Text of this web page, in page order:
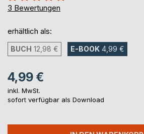
100%
3 Bewertungen
erhältlich als:
BUCH 12,98 € E-BOOK 4,99 €
4,99 €
inkl. MwSt.
sofort verfügbar als Download